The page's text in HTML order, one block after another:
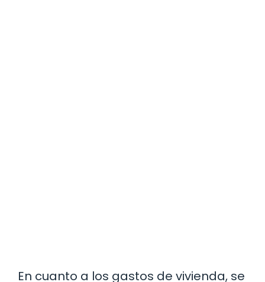
En cuanto a los gastos de vivienda, se